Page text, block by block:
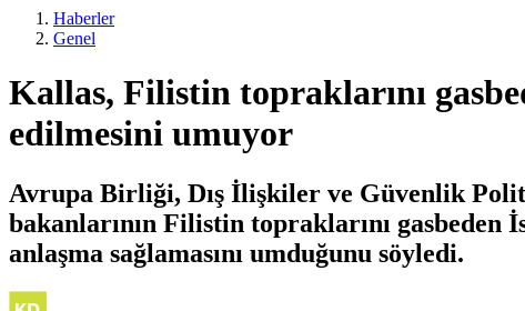
Haberler
Genel
Kallas, Filistin topraklarını
edilmesini umuyor
Avrupa Birliği, Dış İlişkiler ve Güvenlik
bakanlarının Filistin topraklarını
anlaşma sağlamasını umduğunu söyledi.